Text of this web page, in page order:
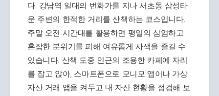
다. 강남역 일대의 번화가를 지나 서초동 삼성타
운 주변의 한적한 거리를 산책하는 코스입니다.
주말 오전 시간대를 활용하면 평일의 삼엄하고
혼잡한 분위기를 피해 여유롭게 사색을 즐길 수
있습니다. 산책 도중 인근의 조용한 카페에 자리
를 잡고 앉아, 스마트폰으로 모니모 앱이나 가상
자산 거래 앱을 켜두고 내 자산 현황을 점검해 보